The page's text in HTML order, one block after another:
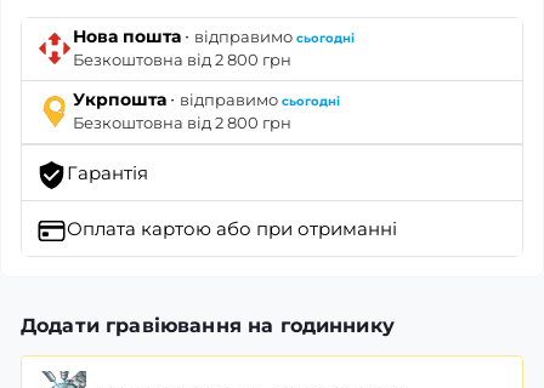
Нова пошта · відправимо сьогодні
Безкоштовна від 2 800 грн
Укрпошта · відправимо сьогодні
Безкоштовна від 2 800 грн
Гарантія
Оплата картою або при отриманні
Додати гравіювання на годиннику